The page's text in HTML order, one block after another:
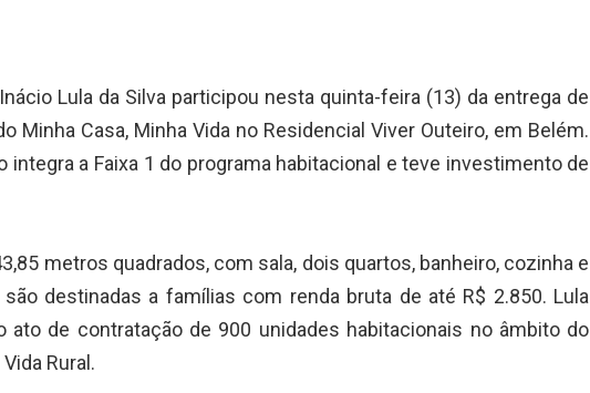
Lula da Silva participou nesta quinta-feira (13) da entrega de
Minha Casa, Minha Vida no Residencial Viver Outeiro, em Belém.
integra a Faixa 1 do programa habitacional e teve investimento de
metros quadrados, com sala, dois quartos, banheiro, cozinha e
destinadas a famílias com renda bruta de até R$ 2.850. Lula
ato de contratação de 900 unidades habitacionais no âmbito do
Rural.